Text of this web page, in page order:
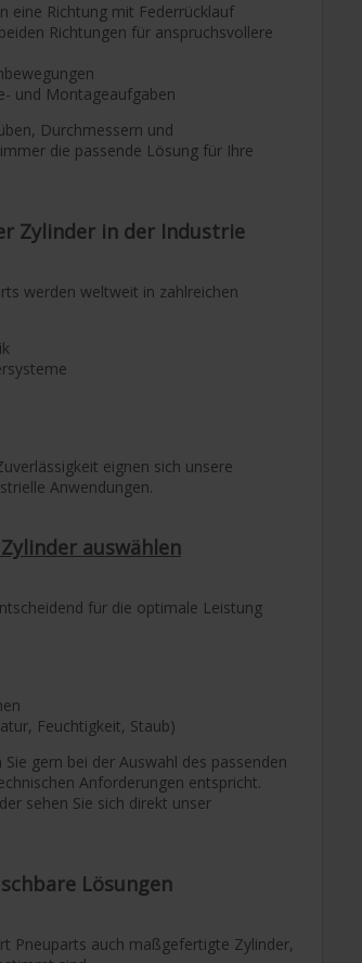
eine Richtung mit Feder­rücklauf
Richtungen für anspruchsvollere
und Montageaufgaben
Durchmessern und
die passende Lösung für Ihre
Zylinder in der Industrie
werden weltweit in zahlreichen
eignen sich unsere
Anwendungen.
auswählen
für die optimale Leistung
Feuchtigkeit, Staub)
gern bei der Auswahl des passenden
Anforderungen entspricht.
sehen Sie sich direkt unser
Lösungen
Pneuparts auch maßgefertigte Zylinder,